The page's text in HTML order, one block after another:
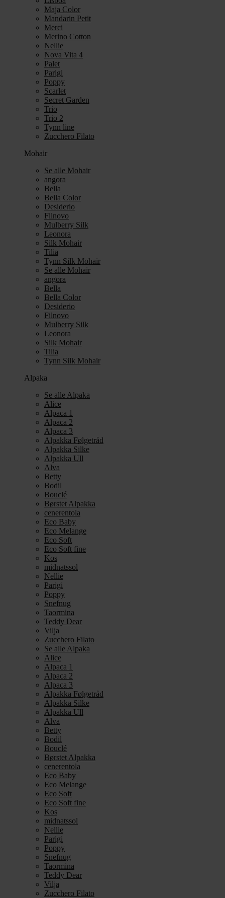
Maja Color
Mandarin Petit
Merci
Merino Cotton
Nellie
Nova Vita 4
Palet
Parigi
Poppy
Scarlet
Secret Garden
Trio
Trio 2
Tynn line
Zucchero Filato
Mohair
Se alle Mohair
angora
Bella
Bella Color
Desiderio
Filnovo
Mulberry Silk
Leonora
Silk Mohair
Tilia
Tynn Silk Mohair
Se alle Mohair
angora
Bella
Bella Color
Desiderio
Filnovo
Mulberry Silk
Leonora
Silk Mohair
Tilia
Tynn Silk Mohair
Alpaka
Se alle Alpaka
Alice
Alpaca 1
Alpaca 2
Alpaca 3
Alpakka Følgetråd
Alpakka Silke
Alpakka Ull
Alva
Betty
Bodil
Bouclé
Børstet Alpakka
cenerentola
Eco Baby
Eco Melange
Eco Soft
Eco Soft fine
Kos
midnatssol
Nellie
Parigi
Poppy
Snefnug
Taormina
Teddy Dear
Vilja
Zucchero Filato
Se alle Alpaka
Alice
Alpaca 1
Alpaca 2
Alpaca 3
Alpakka Følgetråd
Alpakka Silke
Alpakka Ull
Alva
Betty
Bodil
Bouclé
Børstet Alpakka
cenerentola
Eco Baby
Eco Melange
Eco Soft
Eco Soft fine
Kos
midnatssol
Nellie
Parigi
Poppy
Snefnug
Taormina
Teddy Dear
Vilja
Zucchero Filato